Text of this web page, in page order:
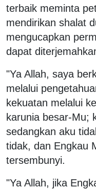
terbaik meminta
mendirikan shalat
mengucapkan
dapat
"Ya Allah, saya
melalui
kekuatan melalui
karunia besar-Mu;
sedangkan aku
tidak, dan Engkau
tersembunyi.
"Ya Allah, jika